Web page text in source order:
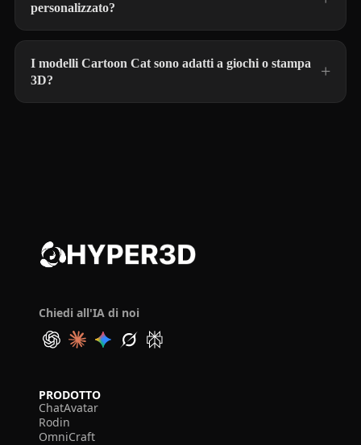
personalizzato?
I modelli Cartoon Cat sono adatti a giochi o stampa
3D?
Chiedi all'IA di noi
PRODOTTO
ChatAvatar
Rodin
OmniCraft